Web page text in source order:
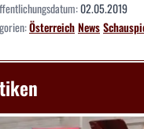
02.05.2019
ÖsterreichNews